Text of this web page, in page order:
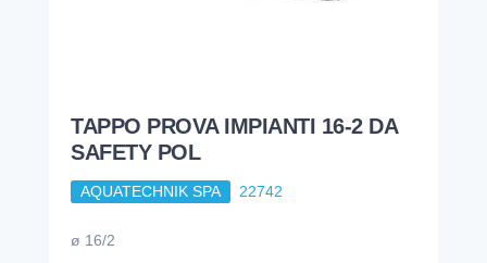
TAPPO PROVA IMPIANTI 16-2 DA
SAFETY POL
AQUATECHNIK SPA 22742
ø 16/2